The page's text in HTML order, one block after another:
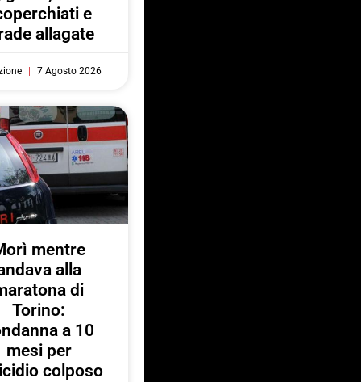
e
allagate
7 Agosto 2026
mentre
alla
di
Torino:
a 10
mesi per
colposo